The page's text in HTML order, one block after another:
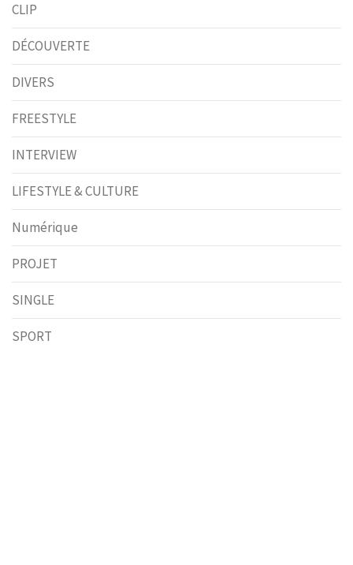
CLIP
DÉCOUVERTE
DIVERS
FREESTYLE
INTERVIEW
LIFESTYLE & CULTURE
Numérique
PROJET
SINGLE
SPORT